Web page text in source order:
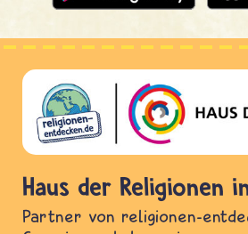
Haus der Religionen
Partner von religionen-